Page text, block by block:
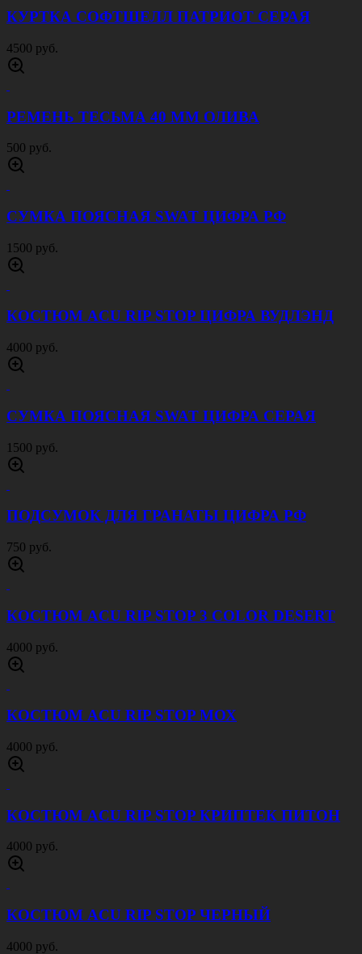
КУРТКА СОФТШЕЛЛ ПАТРИОТ СЕРАЯ
4500 руб.
РЕМЕНЬ ТЕСЬМА 40 ММ ОЛИВА
500 руб.
СУМКА ПОЯСНАЯ SWAT ЦИФРА РФ
1500 руб.
КОСТЮМ ACU RIP STOP ЦИФРА ВУДЛЭНД
4000 руб.
СУМКА ПОЯСНАЯ SWAT ЦИФРА СЕРАЯ
1500 руб.
ПОДСУМОК ДЛЯ ГРАНАТЫ ЦИФРА РФ
750 руб.
КОСТЮМ ACU RIP STOP 3 COLOR DESERT
4000 руб.
КОСТЮМ ACU RIP STOP МОХ
4000 руб.
КОСТЮМ ACU RIP STOP КРИПТЕК ПИТОН
4000 руб.
КОСТЮМ ACU RIP STOP ЧЕРНЫЙ
4000 руб.